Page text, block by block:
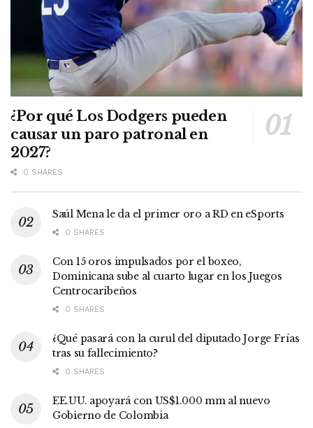
¿Por qué Los Dodgers pueden
causar un paro patronal en
2027?
0 SHARES
Saúl Mena le da el primer oro a RD en eSports
0 SHARES
Con 15 oros impulsados por el boxeo,
Dominicana sube al cuarto lugar en los Juegos
Centrocaribeños
0 SHARES
¿Qué pasará con la curul del diputado Jorge Frías
tras su fallecimiento?
0 SHARES
EE.UU. apoyará con US$1.000 mm al nuevo
Gobierno de Colombia